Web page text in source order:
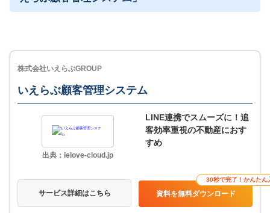
株式会社いえらぶGROUP
いえらぶ顧客管理システム
出典：ielove-cloud.jp
LINE連携でスムーズに！追
客効率重視の不動産におす
すめ
30秒で完了！かんたん
資料を無料ダウンロード
サービス詳細はこちら